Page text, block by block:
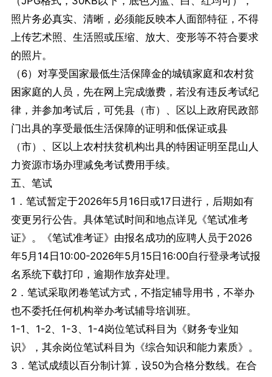
照片务必真实、清晰，必须能反映本人面部特征，不得
上传艺术照、生活照或压缩、放大、变形等不符合要求
的照片。
（6）对享受国家最低生活保障金的城镇家庭和农村贫
困家庭的人员，先在网上完成缴费，若没有违反考试纪
律，并参加考试后，可凭县（市）、区以上政府民政部
门出具的享受最低生活保障的证明和低保证或县
（市）、区以上农村扶贫机构出具的特困证明至昆山人
力资源市场办理减免考试费用手续。
五、笔试
1．笔试暂定于2026年5月16日或17日进行，后期如有
变更另行公告。具体笔试时间和地点详见《笔试准考
证》。《笔试准考证》由报名成功的应聘人员于2026
年5月14日10:00-2026年5月15日16:00自行登录考试报
名系统下载打印，逾期作放弃处理。
2．笔试采取闭卷笔试方式，不指定辅导用书，不举办
也不委托任何机构举办考试辅导培训班。
1-1、1-2、1-3、1-4岗位笔试科目为《财务专业知
识》，其余岗位笔试科目为《综合知识和能力素质》。
3．笔试成绩以百分制计算，设50为合格分数线。在合